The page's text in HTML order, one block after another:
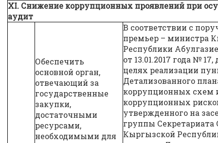
XI. Снижение коррупционных проявлений при
аудит
Обеспечить
основной орган,
отвечающий за
государственные
закупки,
достаточными
ресурсами,
необходимыми для
В соответствии с
премьер – министра
Республики
от 13.01.2017 года №
целях реализации
Детализованного
коррупционных схем
коррупционных
утвержденного на
группы Секретариата
Кыргызской